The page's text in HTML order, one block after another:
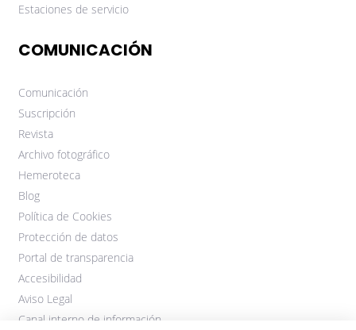
Estaciones de servicio
COMUNICACIÓN
Comunicación
Suscripción
Revista
Archivo fotográfico
Hemeroteca
Blog
Política de Cookies
Protección de datos
Portal de transparencia
Accesibilidad
Aviso Legal
Canal interno de información